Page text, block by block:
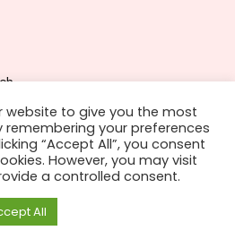
website to give you the most
remembering your preferences
“Accept All”, you consent
However, you may visit
a controlled consent.
All